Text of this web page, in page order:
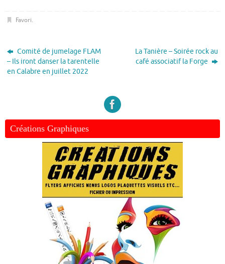
Favori.
Comité de jumelage FLAM
– Ils iront danser la tarentelle
en Calabre en juillet 2022
La Tanière – Soirée rock au
café associatif la Forge
Créations Graphiques